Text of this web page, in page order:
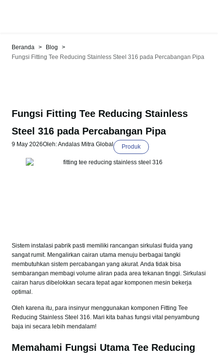
Beranda > Blog
>
Fungsi Fitting Tee Reducing Stainless Steel 316 pada Percabangan Pipa
Fungsi Fitting Tee Reducing Stainless
Steel 316 pada Percabangan Pipa
9 May 2026Oleh: Andalas Mitra Global Produk
Sistem instalasi pabrik pasti memiliki rancangan sirkulasi fluida yang
sangat rumit. Mengalirkan cairan utama menuju berbagai tangki
membutuhkan sistem percabangan yang akurat. Anda tidak bisa
sembarangan membagi volume aliran pada area tekanan tinggi. Sirkulasi
cairan harus dibelokkan secara tepat agar komponen mesin bekerja
optimal.
Oleh karena itu, para insinyur menggunakan komponen Fitting Tee
Reducing Stainless Steel 316. Mari kita bahas fungsi vital penyambung
baja ini secara lebih mendalam!
Memahami Fungsi Utama Tee Reducing